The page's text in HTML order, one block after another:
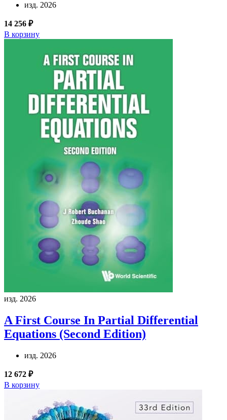
изд. 2026
14 256 ₽
В корзину
изд. 2026
A First Course In Partial Differential
Equations (Second Edition)
изд. 2026
12 672 ₽
В корзину